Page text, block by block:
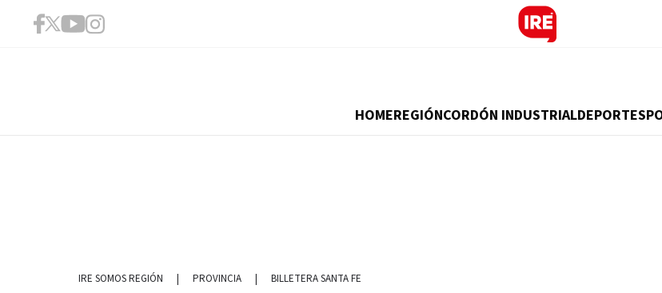
HOMEREGIÓNCORDÓN INDUSTRIALDEPORTES
IRE SOMOS REGIÓN | PROVINCIA | BILLETERA SANTA FE